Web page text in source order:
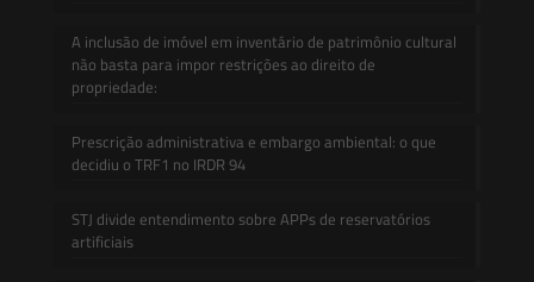
A inclusão de imóvel em inventário de patrimônio cultural
não basta para impor restrições ao direito de
propriedade:
Prescrição administrativa e embargo ambiental: o que
decidiu o TRF1 no IRDR 94
STJ divide entendimento sobre APPs de reservatórios
artificiais